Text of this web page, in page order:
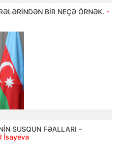
BİR NEÇƏ ÖRNƏK. -
SUSQUN FƏALLARI –
İsayeva